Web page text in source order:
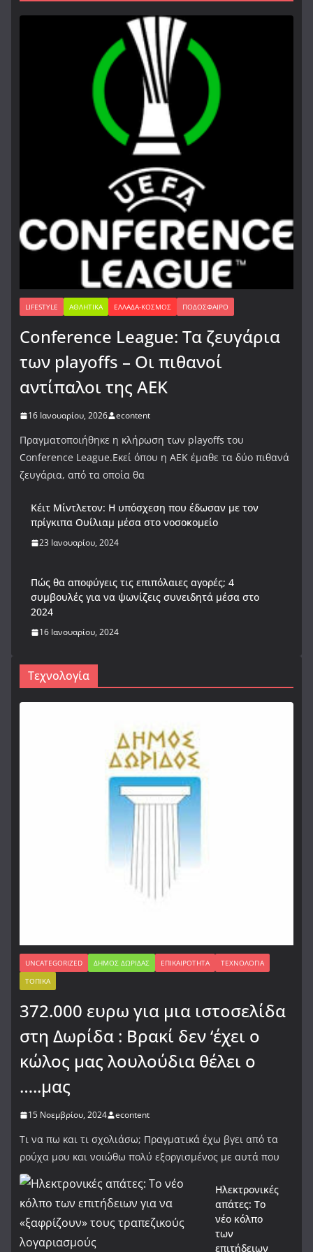
LIFESTYLE ΑΘΛΗΤΙΚΆ ΕΛΛΆΔΑ-ΚΌΣΜΟΣ ΠΟΔΌΣΦΑΙΡΟ
Conference League: Τα ζευγάρια
των playoffs – Οι πιθανοί
αντίπαλοι της ΑΕΚ
16 Ιανουαρίου, 2026 econtent
Πραγματοποιήθηκε η κλήρωση των playoffs του
Conference League.Εκεί όπου η ΑΕΚ έμαθε τα δύο πιθανά
ζευγάρια, από τα οποία θα
Κέιτ Μίντλετον: Η υπόσχεση που έδωσαν με τον
πρίγκιπα Ουίλιαμ μέσα στο νοσοκομείο
23 Ιανουαρίου, 2024
Πώς θα αποφύγεις τις επιπόλαιες αγορές; 4
συμβουλές για να ψωνίζεις συνειδητά μέσα στο
2024
16 Ιανουαρίου, 2024
Τεχνολογία
UNCATEGORIZED ΔΉΜΟΣ ΔΩΡΊΔΑΣ ΕΠΙΚΑΙΡΌΤΗΤΑ
ΤΕΧΝΟΛΟΓΊΑ
ΤΟΠΙΚΆ
372.000 ευρω για μια ιστοσελίδα
στη Δωρίδα : Βρακί δεν ‘έχει ο
κώλος μας λουλούδια θέλει ο
…..μας
15 Νοεμβρίου, 2024 econtent
Τι να πω και τι σχολιάσω; Πραγματικά έχω βγει από τα
ρούχα μου και νοιώθω πολύ εξοργισμένος με αυτά που
Ηλεκτρονικές
απάτες: Το
νέο κόλπο
των
επιτήδειων